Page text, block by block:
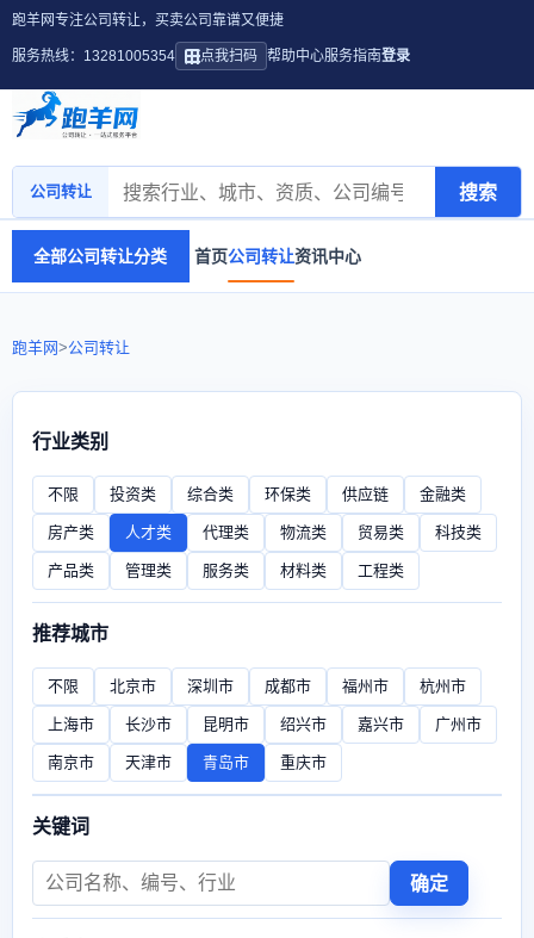
跑羊网专注公司转让，买卖公司靠谱又便捷
服务热线：13281005354 点我扫码 帮助中心服务指南登录
公司转让 搜索
全部公司转让分类 首页公司转让资讯中心
跑羊网>公司转让
行业类别
不限 投资类 综合类 环保类 供应链 金融类
房产类 人才类 代理类 物流类 贸易类 科技类
产品类 管理类 服务类 材料类 工程类
推荐城市
不限 北京市 深圳市 成都市 福州市 杭州市
上海市 长沙市 昆明市 绍兴市 嘉兴市 广州市
南京市 天津市 青岛市 重庆市
关键词
确定